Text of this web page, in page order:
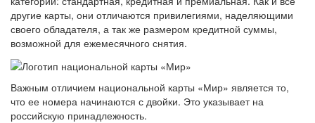
другие карты, они отличаются привилегиями, наделяющими
своего обладателя, а так же размером кредитной суммы,
возможной для ежемесячного снятия.
Важным отличием национальной карты «Мир» является то,
что ее номера начинаются с двойки. Это указывает на
российскую принадлежность.